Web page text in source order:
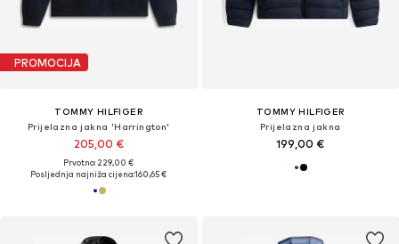
PROMOCIJA
TOMMY HILFIGER
Prijelazna jakna 'Harrington'
205,00 €
Prvotno: 229,00 €
Posljednja najniža cijena:160,65 €
TOMMY HILFIGER
Prijelazna jakna
199,00 €